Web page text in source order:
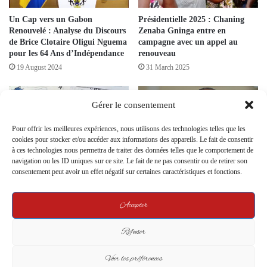
Gérer le consentement
Pour offrir les meilleures expériences, nous utilisons des technologies telles que les
cookies pour stocker et/ou accéder aux informations des appareils. Le fait de consentir
à ces technologies nous permettra de traiter des données telles que le comportement de
navigation ou les ID uniques sur ce site. Le fait de ne pas consentir ou de retirer son
consentement peut avoir un effet négatif sur certaines caractéristiques et fonctions.
Accepter
Refuser
Voir les préférences
Un Cap vers un Gabon
Renouvelé : Analyse du Discours
de Brice Clotaire Oligui Nguema
pour les 64 Ans d’Indépendance
19 August 2024
Présidentielle 2025 : Chaning
Zenaba Gninga entre en
campagne avec un appel au
renouveau
31 March 2025
Référendum au Gabon : Une
campagne d’envergure
Présidentielle du 12 avril : Ondo
Ossa tire la sonnette d’alarme et
31 March 2025